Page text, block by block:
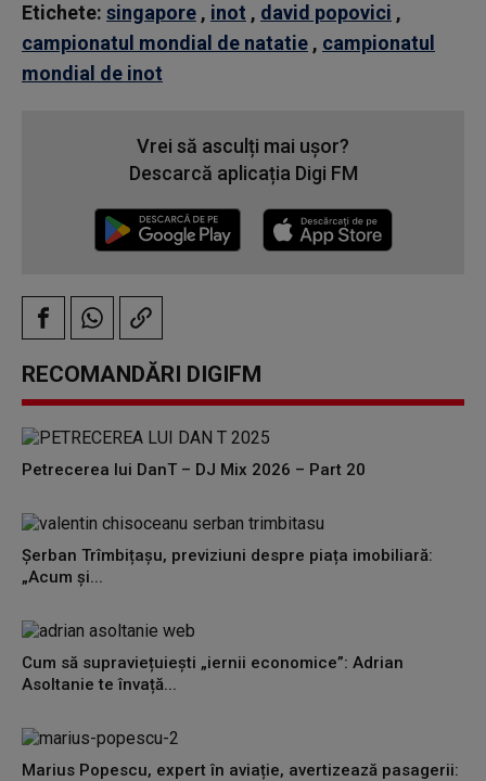
Etichete: singapore , inot , david popovici ,
campionatul mondial de natatie , campionatul
mondial de inot
Vrei să asculți mai ușor?
Descarcă aplicația Digi FM
RECOMANDĂRI DIGIFM
Petrecerea lui DanT – DJ Mix 2026 – Part 20
Șerban Trîmbițașu, previziuni despre piața imobiliară:
„Acum și...
Cum să supraviețuiești „iernii economice”: Adrian
Asoltanie te învață...
Marius Popescu, expert în aviație, avertizează pasagerii: